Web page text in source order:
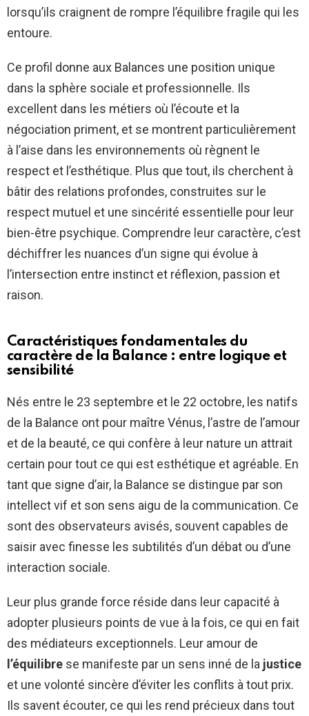
lorsqu’ils craignent de rompre l’équilibre fragile qui les
entoure.
Ce profil donne aux Balances une position unique
dans la sphère sociale et professionnelle. Ils
excellent dans les métiers où l’écoute et la
négociation priment, et se montrent particulièrement
à l’aise dans les environnements où règnent le
respect et l’esthétique. Plus que tout, ils cherchent à
bâtir des relations profondes, construites sur le
respect mutuel et une sincérité essentielle pour leur
bien-être psychique. Comprendre leur caractère, c’est
déchiffrer les nuances d’un signe qui évolue à
l’intersection entre instinct et réflexion, passion et
raison.
Caractéristiques fondamentales du
caractère de la Balance : entre logique et
sensibilité
Nés entre le 23 septembre et le 22 octobre, les natifs
de la Balance ont pour maître Vénus, l’astre de l’amour
et de la beauté, ce qui confère à leur nature un attrait
certain pour tout ce qui est esthétique et agréable. En
tant que signe d’air, la Balance se distingue par son
intellect vif et son sens aigu de la communication. Ce
sont des observateurs avisés, souvent capables de
saisir avec finesse les subtilités d’un débat ou d’une
interaction sociale.
Leur plus grande force réside dans leur capacité à
adopter plusieurs points de vue à la fois, ce qui en fait
des médiateurs exceptionnels. Leur amour de
l’équilibre se manifeste par un sens inné de la justice
et une volonté sincère d’éviter les conflits à tout prix.
Ils savent écouter, ce qui les rend précieux dans tout